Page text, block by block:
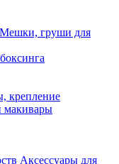
Мешки, груши для
крепление
Аксессуары для